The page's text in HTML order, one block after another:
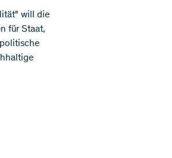
will die
für Staat,